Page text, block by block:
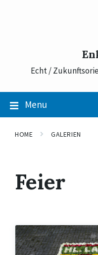
Echt /
Menu
HOME GALERIEN
Feier